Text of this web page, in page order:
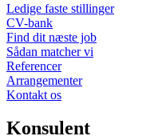
Ledige faste stillinger
CV-bank
Find dit næste job
Sådan matcher vi
Referencer
Arrangementer
Kontakt os
Konsulent